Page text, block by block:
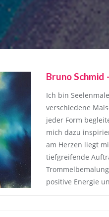
Bruno Schmid
Ich bin
verschiedene
jeder Form
mich dazu
am Herzen liegt
tiefgreifende
positive Energie